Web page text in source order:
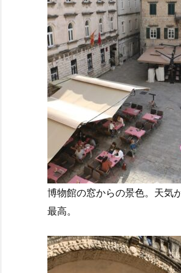
博物館の窓からの景色。天気
最高。